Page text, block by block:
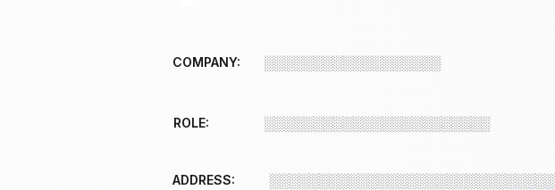
COMPANY: ░░░░░░░░░░░░░░░░░░
ROLE: ░░░░░░░░░░░░░░░░░░░░░░░
ADDRESS:
░░░░░░░░░░░░░░░░░░░░░░░░░░░░░